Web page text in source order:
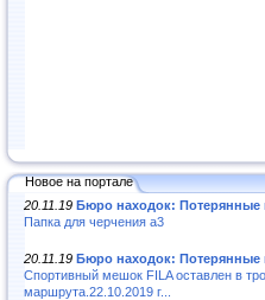
Новое на портале
20.11.19 Бюро находок: Потерянные
Папка для черчения а3
20.11.19 Бюро находок: Потерянные
Спортивный мешок FILA оставлен в
маршрута.22.10.2019 г...